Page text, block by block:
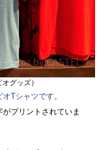
グッズ）
Tシャツです。
プリントされていま